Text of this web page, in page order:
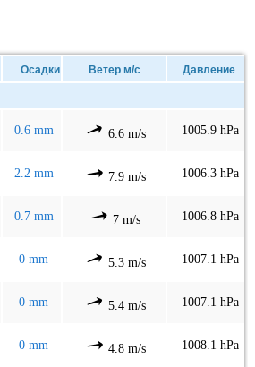
Осадки Ветер м/с Давление
0.6 mm 6.6 m/s 1005.9 hPa
2.2 mm 7.9 m/s 1006.3 hPa
0.7 mm 7 m/s 1006.8 hPa
0 mm 5.3 m/s 1007.1 hPa
0 mm 5.4 m/s 1007.1 hPa
0 mm 4.8 m/s 1008.1 hPa